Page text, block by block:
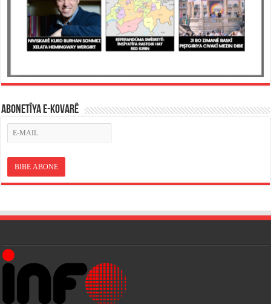
ABONETÎYA E-KOVARÊ